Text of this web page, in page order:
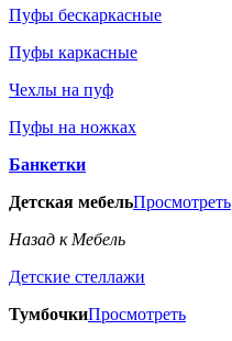
Пуфы бескаркасные
Пуфы каркасные
Чехлы на пуф
Пуфы на ножках
Банкетки
Детская мебельПросмотреть
Назад к Мебель
Детские стеллажи
ТумбочкиПросмотреть